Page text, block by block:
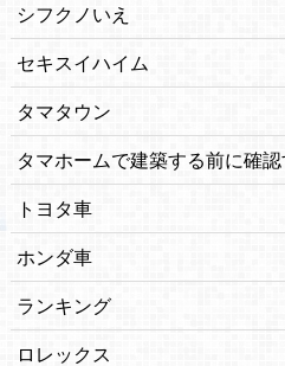
シフクノいえ
セキスイハイム
タマタウン
タマホームで建築する前に確認
トヨタ車
ホンダ車
ランキング
ロレックス